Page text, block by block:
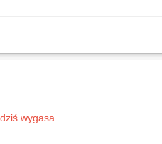
w oparciu o model
dziś wygasa